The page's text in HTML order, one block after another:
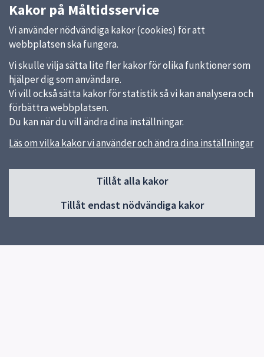
Kakor på Måltidsservice
Vi använder nödvändiga kakor (cookies) för att
webbplatsen ska fungera.
Vi skulle vilja sätta lite fler kakor för olika funktioner som
hjälper dig som användare.
Vi vill också sätta kakor för statistik så vi kan analysera och
förbättra webbplatsen.
Du kan när du vill ändra dina inställningar.
Läs om vilka kakor vi använder och ändra dina inställningar
Tillåt alla kakor
Tillåt endast nödvändiga kakor
Sidfot
Våra kök och menyer